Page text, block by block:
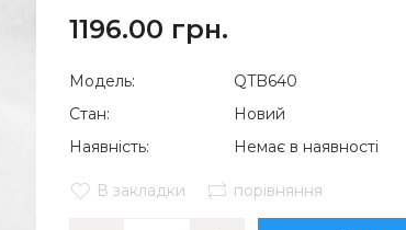
1196.00 грн.
Модель:
QTB640
Стан:
Новий
Наявність:
Немає в наявності
В закладки порівняння